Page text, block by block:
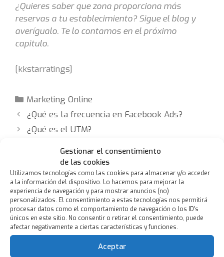
Gestionar el consentimiento
de las cookies
Utilizamos tecnologías como las cookies para almacenar y/o acceder
a la información del dispositivo. Lo hacemos para mejorar la
experiencia de navegación y para mostrar anuncios (no)
personalizados. El consentimiento a estas tecnologías nos permitirá
procesar datos como el comportamiento de navegación o los ID's
únicos en este sitio. No consentir o retirar el consentimiento, puede
afectar negativamente a ciertas características y funciones.
Aceptar
¿Quieres saber que zona proporciona más
reservas a tu establecimiento? Sigue el blog y
averígualo. Te lo contamos en el próximo
capitulo.
[kkstarratings]
Categorías
Marketing Online
¿Qué es la frecuencia en Facebook Ads?
¿Qué es el UTM?